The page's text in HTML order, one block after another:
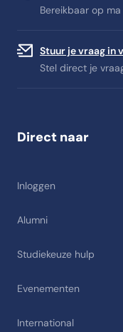
Bereikbaar op
Stuur je vraag in
Stel direct je
Direct naar
Inloggen
Alumni
Studiekeuze hulp
Evenementen
International